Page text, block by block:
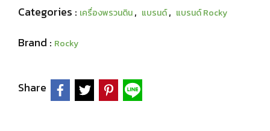
Categories : เครื่องพรวนดิน, แบรนด์, แบรนด์ Rocky
Brand : Rocky
Share